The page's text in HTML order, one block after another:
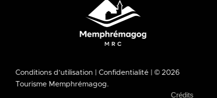
Conditions d’utilisation | Confidentialité | © 2026
Tourisme Memphrémagog.
Crédits